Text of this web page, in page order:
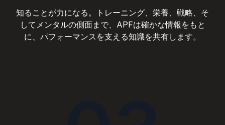
知ることが力になる。トレーニング、栄養、戦略、そ
してメンタルの側面まで、APFは確かな情報をもと
に、パフォーマンスを支える知識を共有します。